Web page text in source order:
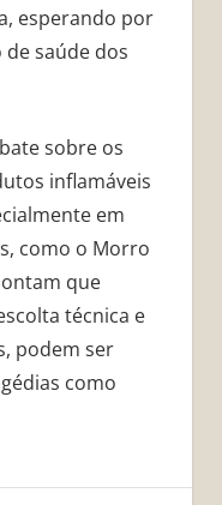
esperando por
saúde dos
sobre os
inflamáveis
em
como o Morro
que
técnica e
podem ser
como